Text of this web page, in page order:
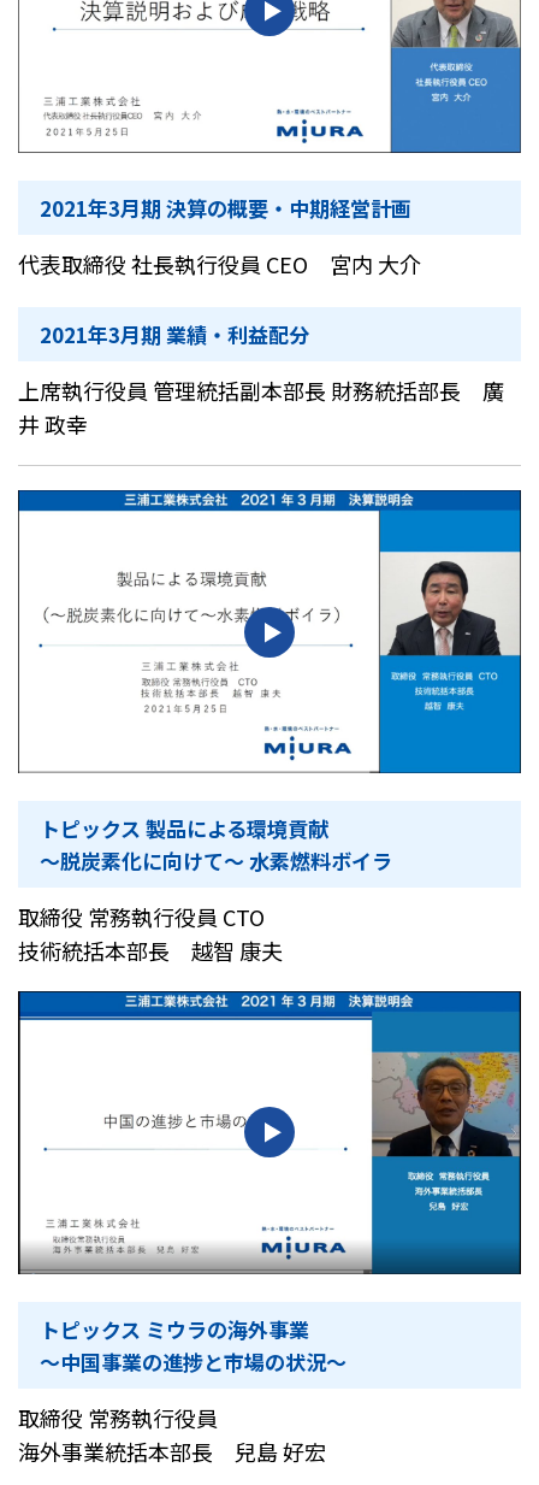
2021年3月期 決算の概要・中期経営計画
代表取締役 社長執行役員 CEO 宮内 大介
2021年3月期 業績・利益配分
上席執行役員 管理統括副本部長 財務統括部長 廣
井 政幸
トピックス 製品による環境貢献
～脱炭素化に向けて～ 水素燃料ボイラ
取締役 常務執行役員 CTO
技術統括本部長 越智 康夫
トピックス ミウラの海外事業
～中国事業の進捗と市場の状況〜
取締役 常務執行役員
海外事業統括本部長 兒島 好宏